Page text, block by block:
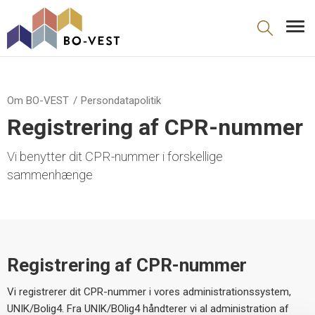
gå til indhold
Om BO-VEST Persondatapolitik
Registrering af CPR-nummer
Vi benytter dit CPR-nummer i forskellige
sammenhænge
Registrering af CPR-nummer
Vi registrerer dit CPR-nummer i vores administrationssystem,
UNIK/Bolig4. Fra UNIK/BOlig4 håndterer vi al administration af